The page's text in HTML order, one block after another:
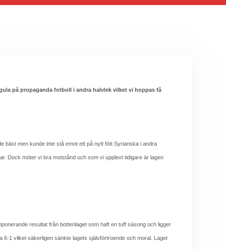
på propaganda fotboll i andra halvlek vilket vi hoppas få
bäst men kunde inte stå emot ett på nytt fött Syrianska i andra
Dock möter vi bra motstånd och som vi upplevt tidigare är lagen
resultat från bottenlaget som haft en tuff säsong och ligger
1 vilket säkerligen sänkte lagets självförtroende och moral. Laget